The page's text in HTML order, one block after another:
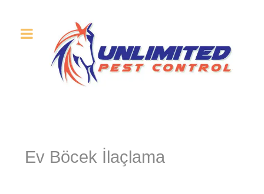
Ev Böcek İlaçlama